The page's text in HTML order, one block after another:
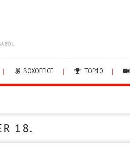
BOXOFFICE TOP10
18.